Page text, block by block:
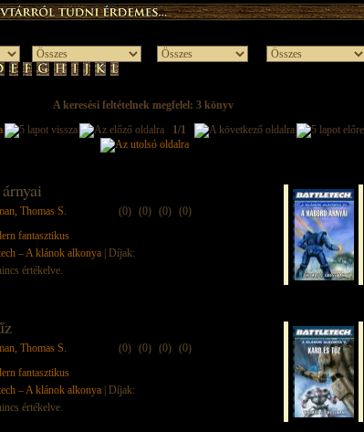
A keresési feltételnek megfelel: 3 könyv
1/1
Thomas S. (0) (0) (0) (0)
fantasztikus
– A klánok alkonya| Díjak:
értékelve.
Thomas S. (0) (0) (0) (0)
fantasztikus
– A klánok alkonya| Díjak:
értékelve.